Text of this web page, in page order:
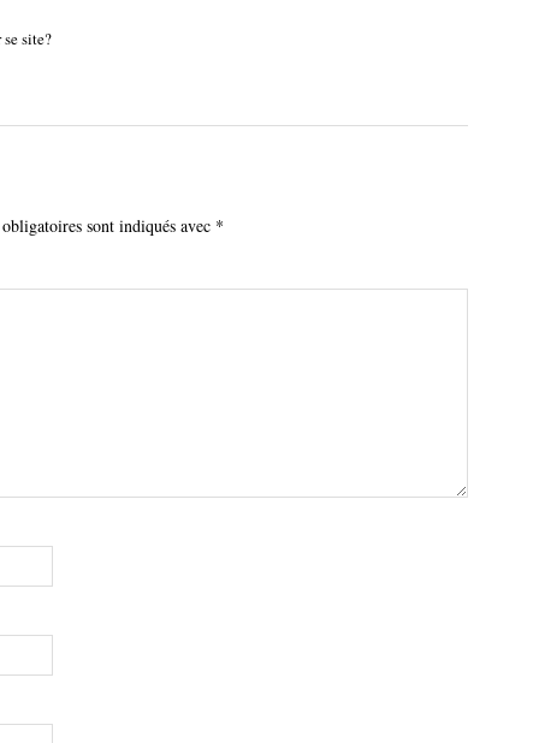
site?
sont indiqués avec *